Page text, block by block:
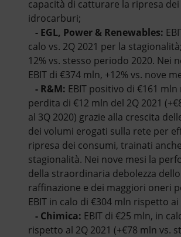
capacità di catturare la ripresa dei
idrocarburi;
- EGL, Power & Renewables:
calo vs. 2Q 2021 per la
12% vs. stesso periodo 2020. Nei
EBIT di €374 mln, +12% vs. nove
- R&M: EBIT positivo di €161
perdita di €12 mln del 2Q 2021
al 3Q 2020) grazie alla crescita
dei volumi erogati sulla rete per
ripresa dei consumi, trainati
stagionalità. Nei nove mesi la
della straordinaria debolezza
raffinazione e dei maggiori oneri
EBIT in calo di €304 mln rispetto
- Chimica: EBIT di €25 mln, in
rispetto al 2Q 2021 (+€78 mln vs.